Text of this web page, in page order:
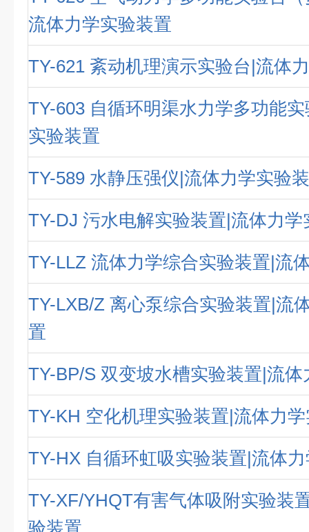
流体力学实验装置
TY-621 紊动机理演示实验台|流体
TY-603 自循环明渠水力学多功能
实验装置
TY-589 水静压强仪|流体力学实验
TY-DJ 污水电解实验装置|流体力学
TY-LLZ 流体力学综合实验装置|流
TY-LXB/Z 离心泵综合实验装置|流
置
TY-BP/S 双变坡水槽实验装置|流
TY-KH 空化机理实验装置|流体力
TY-HX 自循环虹吸实验装置|流体
TY-XF/YHQT有害气体吸附实验装
验装置